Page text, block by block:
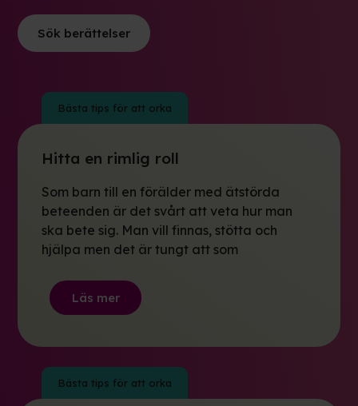
Bästa tips för att orka
Hitta en rimlig roll
Som barn till en förälder med ätstörda
beteenden är det svårt att veta hur man
ska bete sig. Man vill finnas, stötta och
hjälpa men det är tungt att som
Läs mer
Bästa tips för att orka